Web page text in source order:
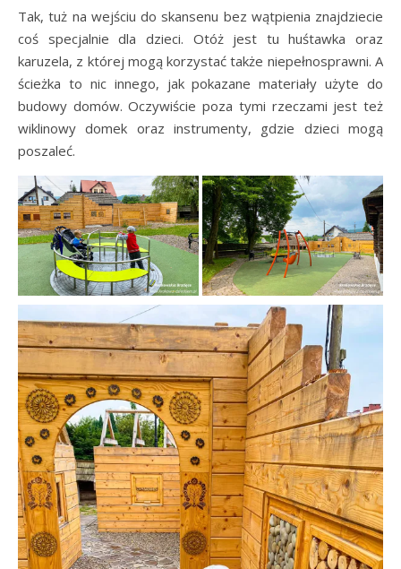
Tak, tuż na wejściu do skansenu bez wątpienia znajdziecie
coś specjalnie dla dzieci. Otóż jest tu huśtawka oraz
karuzela, z której mogą korzystać także niepełnosprawni. A
ścieżka to nic innego, jak pokazane materiały użyte do
budowy domów. Oczywiście poza tymi rzeczami jest też
wiklinowy domek oraz instrumenty, gdzie dzieci mogą
poszaleć.